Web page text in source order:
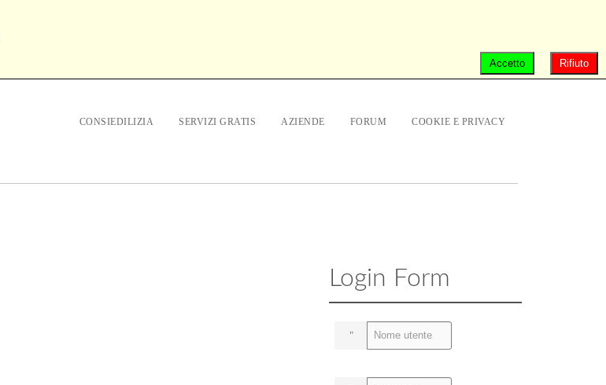
CONSIEDILIZIA SERVIZI GRATIS AZIENDE FORUM COOKIE E PRIVACY
Login Form
Nome utente
Rifiuto
Accetto